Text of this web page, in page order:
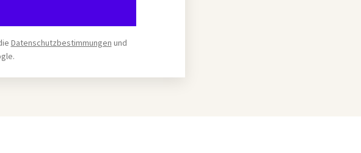
Datenschutzbestimmungen und